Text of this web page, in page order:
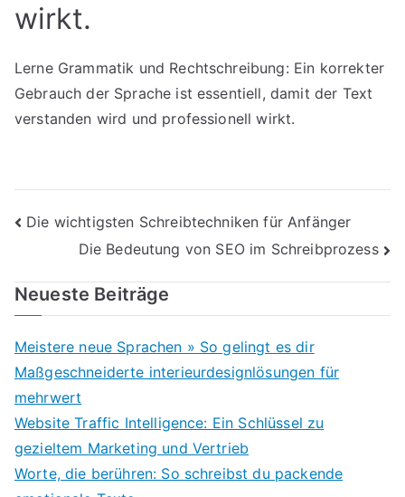
wirkt.
Lerne Grammatik und Rechtschreibung: Ein korrekter
Gebrauch der Sprache ist essentiell, damit der Text
verstanden wird und professionell wirkt.
Beitragsnavigation
Die wichtigsten Schreibtechniken für Anfänger
Die Bedeutung von SEO im Schreibprozess
Neueste Beiträge
Meistere neue Sprachen » So gelingt es dir
Maßgeschneiderte interieurdesignlösungen für
mehrwert
Website Traffic Intelligence: Ein Schlüssel zu
gezieltem Marketing und Vertrieb
Worte, die berühren: So schreibst du packende